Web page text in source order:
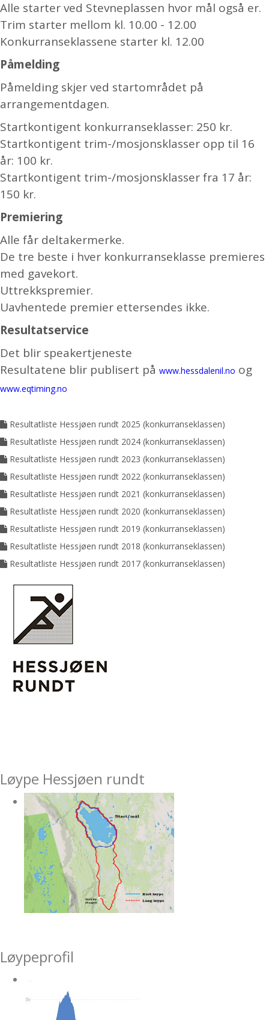
Alle starter ved Stevneplassen hvor mål også er.
Trim starter mellom kl. 10.00 - 12.00
Konkurranseklassene starter kl. 12.00
Påmelding
Påmelding skjer ved startområdet på
arrangementdagen.
Startkontigent konkurranseklasser: 250 kr.
Startkontigent trim-/mosjonsklasser opp til 16
år: 100 kr.
Startkontigent trim-/mosjonsklasser fra 17 år:
150 kr.
Premiering
Alle får deltakermerke.
De tre beste i hver konkurranseklasse premieres
med gavekort.
Uttrekkspremier.
Uavhentede premier ettersendes ikke.
Resultatservice
Det blir speakertjeneste
Resultatene blir publisert på www.hessdalenil.no og
www.eqtiming.no
Resultatliste Hessjøen rundt 2025 (konkurranseklassen)
Resultatliste Hessjøen rundt 2024 (konkurranseklassen)
Resultatliste Hessjøen rundt 2023 (konkurranseklassen)
Resultatliste Hessjøen rundt 2022 (konkurranseklassen)
Resultatliste Hessjøen rundt 2021 (konkurranseklassen)
Resultatliste Hessjøen rundt 2020 (konkurranseklassen)
Resultatliste Hessjøen rundt 2019 (konkurranseklassen)
Resultatliste Hessjøen rundt 2018 (konkurranseklassen)
Resultatliste Hessjøen rundt 2017 (konkurranseklassen)
Løype Hessjøen rundt
Løypeprofil